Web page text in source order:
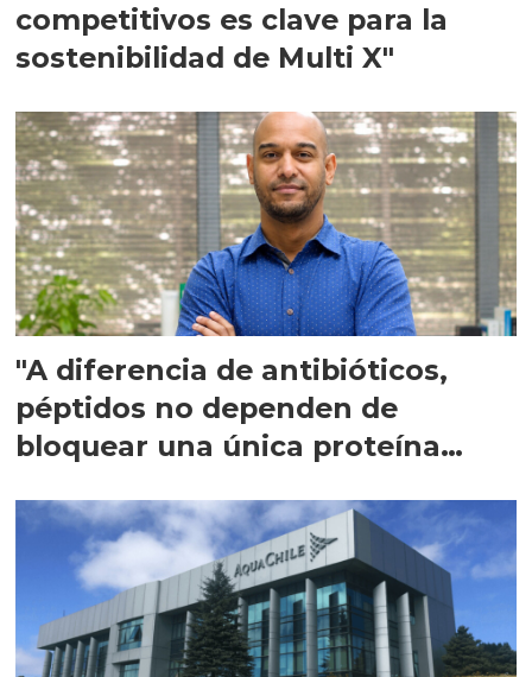
competitivos es clave para la
sostenibilidad de Multi X"
"A diferencia de antibióticos,
péptidos no dependen de
bloquear una única proteína